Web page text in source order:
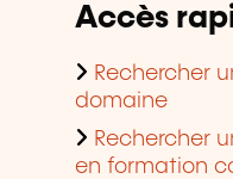
Accès
Rechercher
domaine
Rechercher
en formation